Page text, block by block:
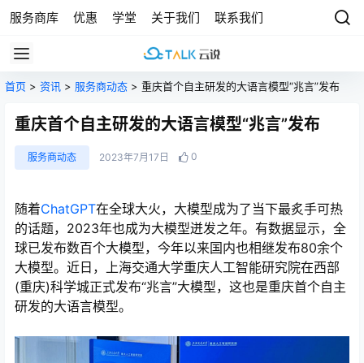
服务商库 优惠 学堂 关于我们 联系我们
首页 > 资讯 > 服务商动态 > 重庆首个自主研发的大语言模型“兆言”发布
重庆首个自主研发的大语言模型“兆言”发布
服务商动态 2023年7月17日 0
随着ChatGPT在全球大火，大模型成为了当下最炙手可热
的话题，2023年也成为大模型迸发之年。有数据显示，全
球已发布数百个大模型，今年以来国内也相继发布80余个
大模型。近日，上海交通大学重庆人工智能研究院在西部
(重庆)科学城正式发布“兆言”大模型，这也是重庆首个自主
研发的大语言模型。